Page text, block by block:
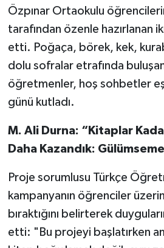
Özpınar Ortaokulu
tarafından özenle hazırlanan
etti. Poğaça, börek, kek,
dolu sofralar etrafında
öğretmenler, hoş sohbetler
günü kutladı.
M. Ali Durna: “Kitaplar
Daha Kazandık:
Proje sorumlusu Türkçe
kampanyanın öğrenciler
bıraktığını belirterek
etti: "Bu projeyi başlatırken